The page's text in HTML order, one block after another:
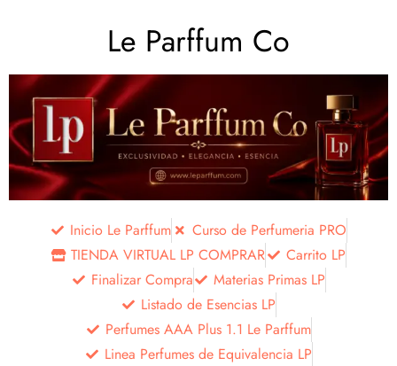
Le Parffum Co
Inicio Le Parffum
Curso de Perfumeria PRO
TIENDA VIRTUAL LP COMPRAR
Carrito LP
Finalizar Compra
Materias Primas LP
Listado de Esencias LP
Perfumes AAA Plus 1.1 Le Parffum
Linea Perfumes de Equivalencia LP